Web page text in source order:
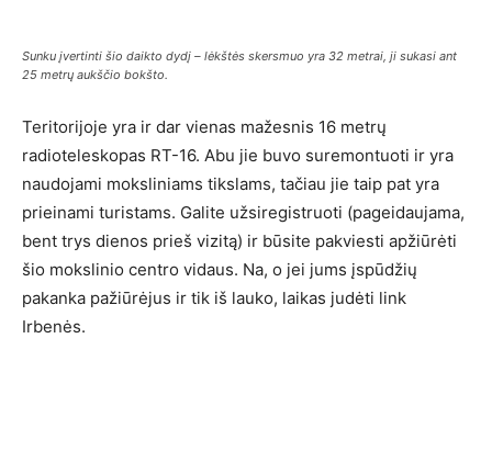
Sunku įvertinti šio daikto dydį – lėkštės skersmuo yra 32 metrai, ji sukasi ant
25 metrų aukščio bokšto.
Teritorijoje yra ir dar vienas mažesnis 16 metrų
radioteleskopas RT-16. Abu jie buvo suremontuoti ir yra
naudojami moksliniams tikslams, tačiau jie taip pat yra
prieinami turistams. Galite užsiregistruoti (pageidaujama,
bent trys dienos prieš vizitą) ir būsite pakviesti apžiūrėti
šio mokslinio centro vidaus. Na, o jei jums įspūdžių
pakanka pažiūrėjus ir tik iš lauko, laikas judėti link
Irbenės.